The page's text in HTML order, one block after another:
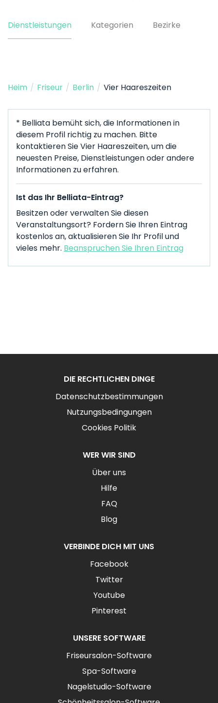
Dienstleistungen Kategorien Bezirke
Heim / Friseur / Berlin / Vier Haareszeiten
* Belliata bemüht sich, die Informationen in
diesem Profil richtig zu machen. Bitte
kontaktieren Sie Vier Haareszeiten, um die
neuesten Preise, Dienstleistungen oder andere
Informationen zu erfahren.
Ist das Ihr Belliata-Eintrag?
Besitzen oder verwalten Sie diesen
Veranstaltungsort? Fordern Sie Ihren Eintrag
kostenlos an, aktualisieren Sie Ihr Profil und
vieles mehr. Beanspruchen Sie Ihren Eintrag
DIE RECHTLICHEN DINGE
Datenschutzbestimmungen
Nutzungsbedingungen
Cookies Politik
WER WIR SIND
Über uns
Hilfe
FAQ
Blog
VERBINDE DICH MIT UNS
Facebook
Twitter
Youtube
Pinterest
UNSERE SOFTWARE
Friseursalon-Software
Spa-Software
Nagelstudio-Software